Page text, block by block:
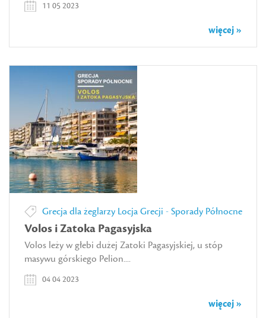
więcej »
11 05 2023
Grecja dla żeglarzy Locja Grecji - Sporady Północne
Volos i Zatoka Pagasyjska
Volos leży w głebi dużej Zatoki Pagasyjskiej, u stóp
masywu górskiego Pelion....
więcej »
04 04 2023